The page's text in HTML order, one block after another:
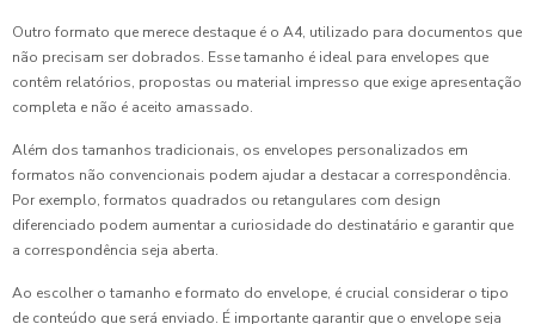
Outro formato que merece destaque é o A4, utilizado para documentos que
não precisam ser dobrados. Esse tamanho é ideal para envelopes que
contêm relatórios, propostas ou material impresso que exige apresentação
completa e não é aceito amassado.
Além dos tamanhos tradicionais, os envelopes personalizados em
formatos não convencionais podem ajudar a destacar a correspondência.
Por exemplo, formatos quadrados ou retangulares com design
diferenciado podem aumentar a curiosidade do destinatário e garantir que
a correspondência seja aberta.
Ao escolher o tamanho e formato do envelope, é crucial considerar o tipo
de conteúdo que será enviado. É importante garantir que o envelope seja